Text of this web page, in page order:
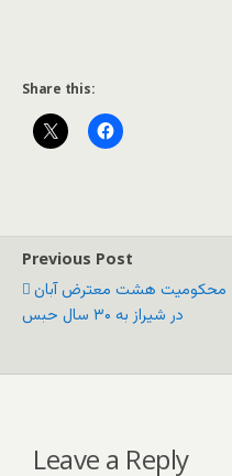
Share this:
Previous Post
محکومیت هشت معترض آبان
در شیراز به ۳۰ سال حبس
Leave a Reply